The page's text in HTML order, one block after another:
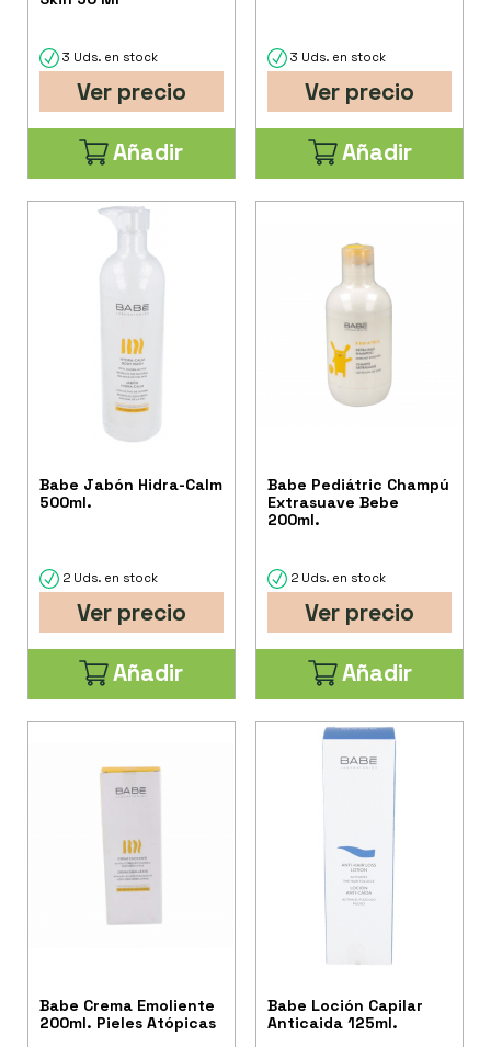
3 Uds. en stock
Ver precio
Añadir
3 Uds. en stock
Ver precio
Añadir
Babe Jabón Hidra-Calm
500ml.
2 Uds. en stock
Ver precio
Añadir
Babe Pediátric Champú
Extrasuave Bebe
200ml.
2 Uds. en stock
Ver precio
Añadir
Babe Crema Emoliente
200ml. Pieles Atópicas
Babe Loción Capilar
Anticaida 125ml.